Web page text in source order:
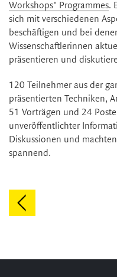
Workshops" Programmes.
sich mit verschiedenen
beschäftigen und bei
Wissenschaftlerinnen
präsentieren und
120 Teilnehmer aus der
präsentierten Techniken,
51 Vorträgen und 24
unveröffentlichter
Diskussionen und
spannend.